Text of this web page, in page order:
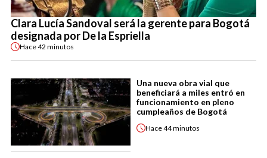
Clara Lucía Sandoval será la gerente para Bogotá
designada por De la Espriella
Hace42 minutos
Una nueva obra vial que
beneficiará a miles entró en
funcionamiento en pleno
cumpleaños de Bogotá
Hace44 minutos